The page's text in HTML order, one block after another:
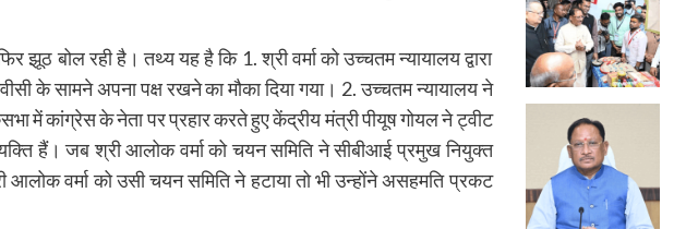
झूठ बोल रही है। तथ्य यह है कि 1. श्री वर्मा को उच्चतम न्यायालय द्वारा
के सामने अपना पक्ष रखने का मौका दिया गया। 2. उच्चतम न्यायालय ने
में कांग्रेस के नेता पर प्रहार करते हुए केंद्रीय मंत्री पीयूष गोयल ने ट्वीट
हैं। जब श्री आलोक वर्मा को चयन समिति ने सीबीआई प्रमुख नियुक्त
वर्मा को उसी चयन समिति ने हटाया तो भी उन्होंने असहमति प्रकट